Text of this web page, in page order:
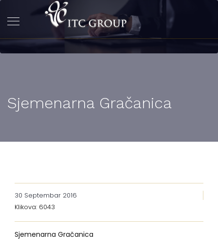
Sjemenarna Gračanica
30 Septembar 2016
Klikova: 6043
Sjemenarna Gračanica